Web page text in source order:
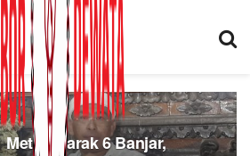
Diarak 6 Banjar,